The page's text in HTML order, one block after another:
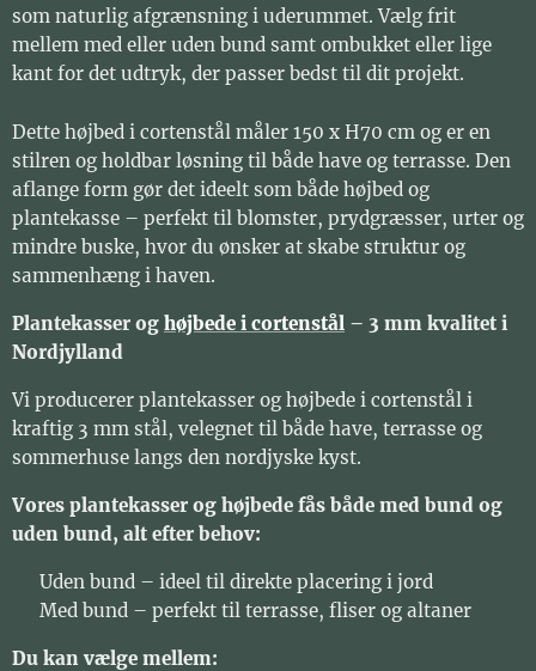
som naturlig afgrænsning i uderummet. Vælg frit
mellem med eller uden bund samt ombukket eller lige
kant for det udtryk, der passer bedst til dit projekt.
Dette højbed i cortenstål måler 150 x H70 cm og er en
stilren og holdbar løsning til både have og terrasse. Den
aflange form gør det ideelt som både højbed og
plantekasse – perfekt til blomster, prydgræsser, urter og
mindre buske, hvor du ønsker at skabe struktur og
sammenhæng i haven.
Plantekasser og højbede i cortenstål – 3 mm kvalitet i
Nordjylland
Vi producerer plantekasser og højbede i cortenstål i
kraftig 3 mm stål, velegnet til både have, terrasse og
sommerhuse langs den nordjyske kyst.
Vores plantekasser og højbede fås både med bund og
uden bund, alt efter behov:
✔ Uden bund – ideel til direkte placering i jord
✔ Med bund – perfekt til terrasse, fliser og altaner
Du kan vælge mellem: